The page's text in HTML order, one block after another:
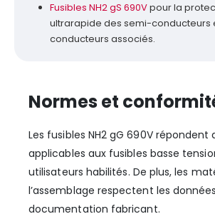
Fusibles NH2 gS 690Vpour la
ultrarapide des semi-conducteurs
conducteurs associés.
Normes et
Les fusibles NH2 gG 690V répondent
applicables aux fusibles basse
utilisateurs habilités. De plus, les
l’assemblage respectent les
documentation fabricant.